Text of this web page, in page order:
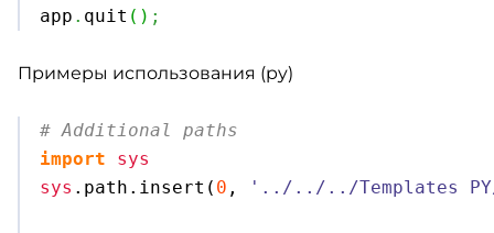
app . quit ( ) ;
Примеры использования (py)
# Additional paths
import
sys
sys . path . insert ( 0 , '../../../Templates